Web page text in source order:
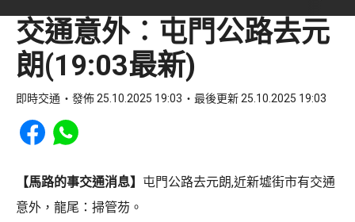
交通意外︰屯門公路去元
朗(19:03最新)
即時交通 發佈 25.10.2025 19:03 最後更新 25.10.2025 19:03
Share to Facebook
Share to WhatsApp
【馬路的事交通消息】 屯門公路去元朗,近新墟街市有交通
意外，龍尾：掃管芴。